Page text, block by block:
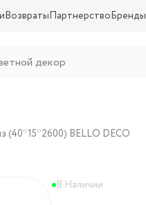
ВозвратыПартнерствоБренды
(40*15*2600) BELLO DECO
В Наличии